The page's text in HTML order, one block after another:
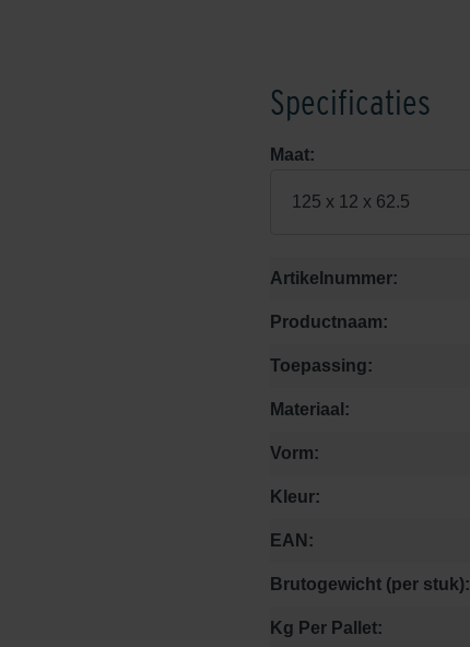
Specificaties
Maat:
125 x 12 x 62.5
Artikelnummer:
Productnaam:
Toepassing:
Materiaal:
Vorm:
Kleur:
EAN:
Brutogewicht (per stuk):
Kg Per Pallet: